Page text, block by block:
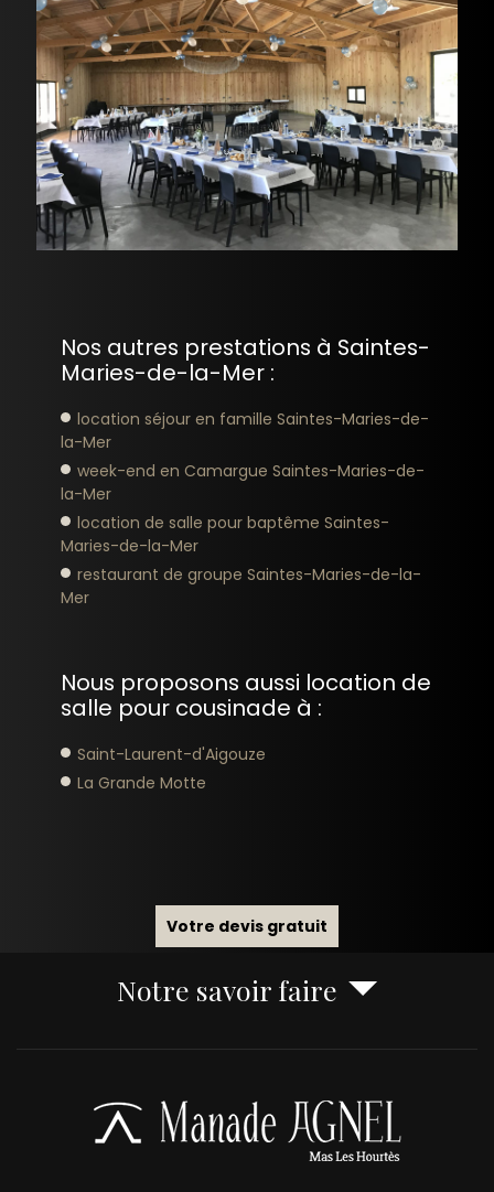
Nos autres prestations à Saintes-
Maries-de-la-Mer :
location séjour en famille Saintes-Maries-de-
la-Mer
week-end en Camargue Saintes-Maries-de-
la-Mer
location de salle pour baptême Saintes-
Maries-de-la-Mer
restaurant de groupe Saintes-Maries-de-la-
Mer
Nous proposons aussi location de
salle pour cousinade à :
Saint-Laurent-d'Aigouze
La Grande Motte
Votre devis gratuit
Notre savoir faire